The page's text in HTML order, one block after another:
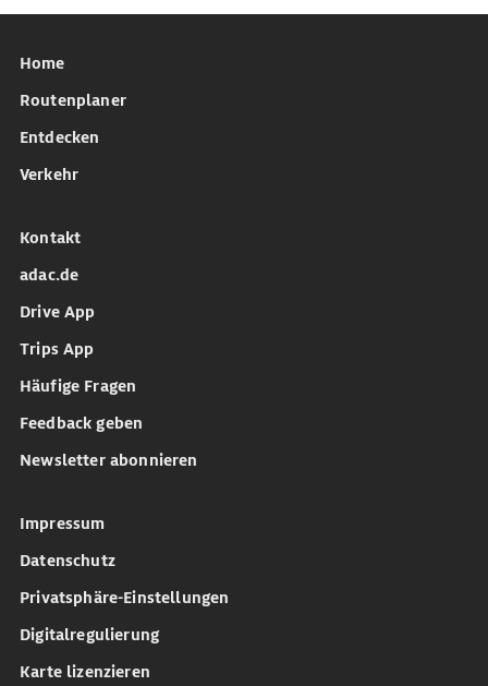
Home
Routenplaner
Entdecken
Verkehr
Kontakt
adac.de
Drive App
Trips App
Häufige Fragen
Feedback geben
Newsletter abonnieren
Impressum
Datenschutz
Privatsphäre-Einstellungen
Digitalregulierung
Karte lizenzieren